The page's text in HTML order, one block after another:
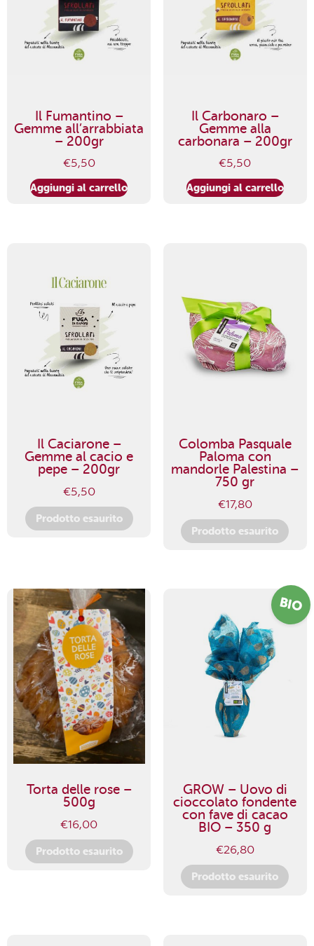
Il Fumantino –
Gemme all’arrabbiata
– 200gr
€5,50
Aggiungi al carrello
Il Carbonaro –
Gemme alla
carbonara – 200gr
€5,50
Aggiungi al carrello
Il Caciarone –
Gemme al cacio e
pepe – 200gr
€5,50
Prodotto esaurito
Colomba Pasquale
Paloma con
mandorle Palestina –
750 gr
€17,80
Prodotto esaurito
Torta delle rose –
500g
€16,00
Prodotto esaurito
BIO
GROW – Uovo di
cioccolato fondente
con fave di cacao
BIO – 350 g
€26,80
Prodotto esaurito